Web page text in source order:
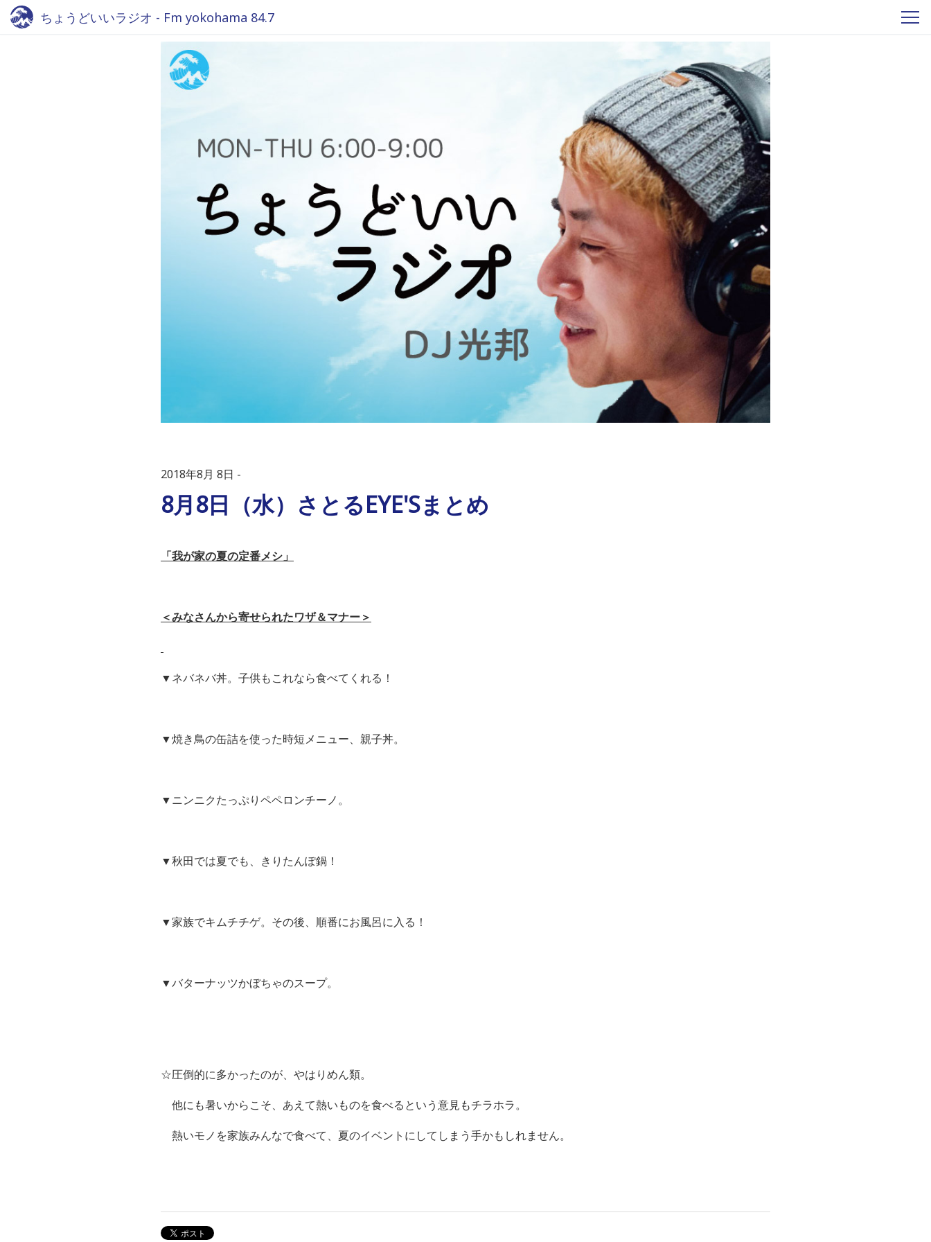
ちょうどいいラジオ - Fm yokohama 84.7
2018年8月 8日
8月8日（水）さとるEYE'Sまとめ
「我が家の夏の定番メシ」
＜みなさんから寄せられたワザ＆マナー＞
▼ネバネバ丼。子供もこれなら食べてくれる！
▼焼き鳥の缶詰を使った時短メニュー、親子丼。
▼ニンニクたっぷりペペロンチーノ。
▼秋田では夏でも、きりたんぽ鍋！
▼家族でキムチチゲ。その後、順番にお風呂に入る！
▼バターナッツかぼちゃのスープ。
☆圧倒的に多かったのが、やはりめん類。
他にも暑いからこそ、あえて熱いものを食べるという意見もチラホラ。
熱いモノを家族みんなで食べて、夏のイベントにしてしまう手かもしれません。